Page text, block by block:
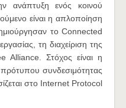
ανάπτυξη ενός κοινού
είναι η απλοποίηση
το Connected
τη διαχείριση της
Alliance. Στόχος είναι η
συνδεσιμότητας
στο Internet Protocol